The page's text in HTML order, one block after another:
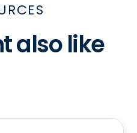
also like